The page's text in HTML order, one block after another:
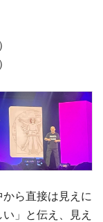
ら直接は見えに
」と伝え、見え